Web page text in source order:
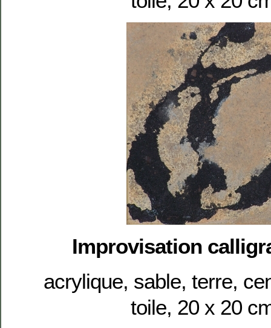
Improvisation
acrylique, sable, terre,
toile, 20 x 20